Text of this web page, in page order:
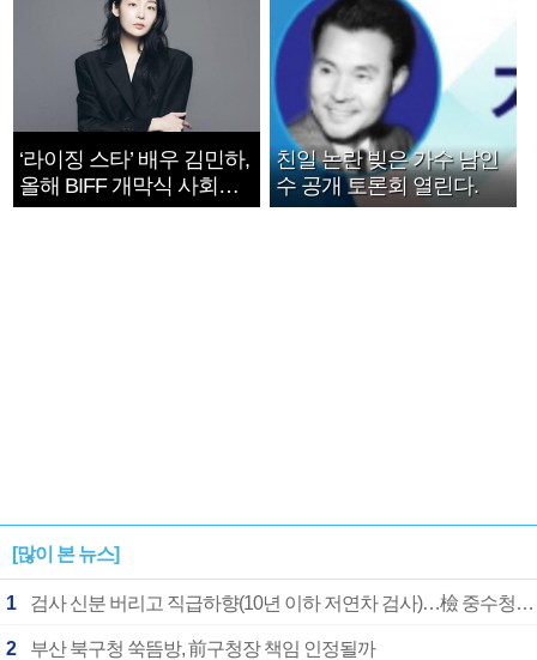
‘라이징 스타’ 배우 김민하,
올해 BIFF 개막식 사회자
확정
친일 논란 빚은 가수 남인
수 공개 토론회 열린다.
[많이 본 뉴스]
1 검사 신분 버리고 직급하향(10년 이하 저연차 검사)…檢 중수청행 기피
2 부산 북구청 쑥뜸방, 前구청장 책임 인정될까